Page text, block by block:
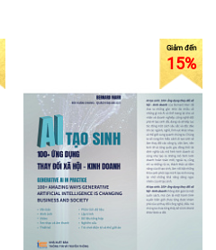
15%